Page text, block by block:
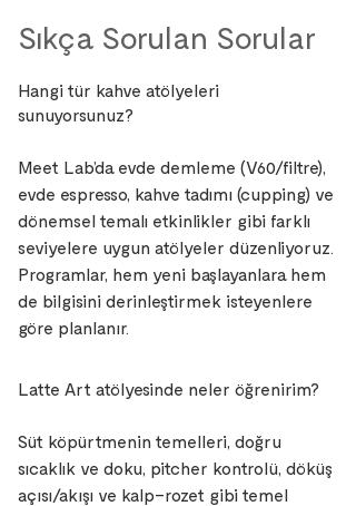
Sıkça Sorulan Sorular
Hangi tür kahve atölyeleri
sunuyorsunuz?
Meet Lab’da evde demleme (V60/filtre),
evde espresso, kahve tadımı (cupping) ve
dönemsel temalı etkinlikler gibi farklı
seviyelere uygun atölyeler düzenliyoruz.
Programlar, hem yeni başlayanlara hem
de bilgisini derinleştirmek isteyenlere
göre planlanır.
Latte Art atölyesinde neler öğrenirim?
Süt köpürtmenin temelleri, doğru
sıcaklık ve doku, pitcher kontrolü, döküş
açısı/akışı ve kalp–rozet gibi temel